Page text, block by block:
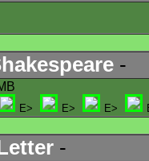
-
E> E> E>
-